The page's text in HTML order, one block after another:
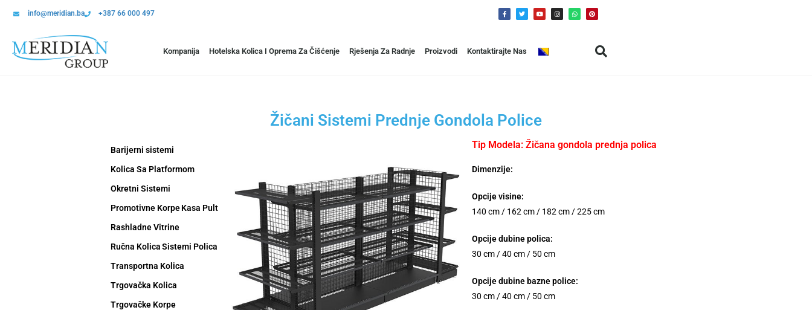
info@meridian.ba +387 66 000 497
Kompanija Hotelska Kolica I Oprema Za Čišćenje Rješenja Za Radnje Proizvodi Kontaktirajte Nas
Žičani Sistemi Prednje Gondola Police
Barijerni sistemi
Kolica Sa Platformom
Okretni Sistemi
Promotivne KorpeKasa Pult
Rashladne Vitrine
Ručna KolicaSistemi Polica
Transportna Kolica
Trgovačka Kolica
Trgovačke Korpe
Tip Modela: Žičana gondola prednja polica
Dimenzije:
Opcije visine:
140 cm / 162 cm / 182 cm / 225 cm
Opcije dubine polica:
30 cm / 40 cm / 50 cm
Opcije dubine bazne police:
30 cm / 40 cm / 50 cm